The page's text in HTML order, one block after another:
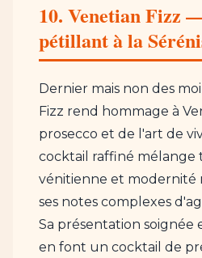
10. Venetian Fizz
pétillant à la
Dernier mais non des
Fizz rend hommage à
prosecco et de l'art de
cocktail raffiné mélange
vénitienne et modernité
ses notes complexes
Sa présentation soignée
en font un cocktail de